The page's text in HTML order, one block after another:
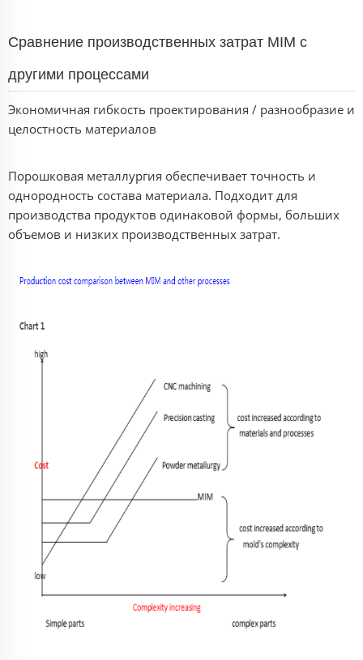
Сравнение производственных затрат MIM с
другими процессами
Экономичная гибкость проектирования / разнообразие и
целостность материалов
Порошковая металлургия обеспечивает точность и
однородность состава материала. Подходит для
производства продуктов одинаковой формы, больших
объемов и низких производственных затрат.